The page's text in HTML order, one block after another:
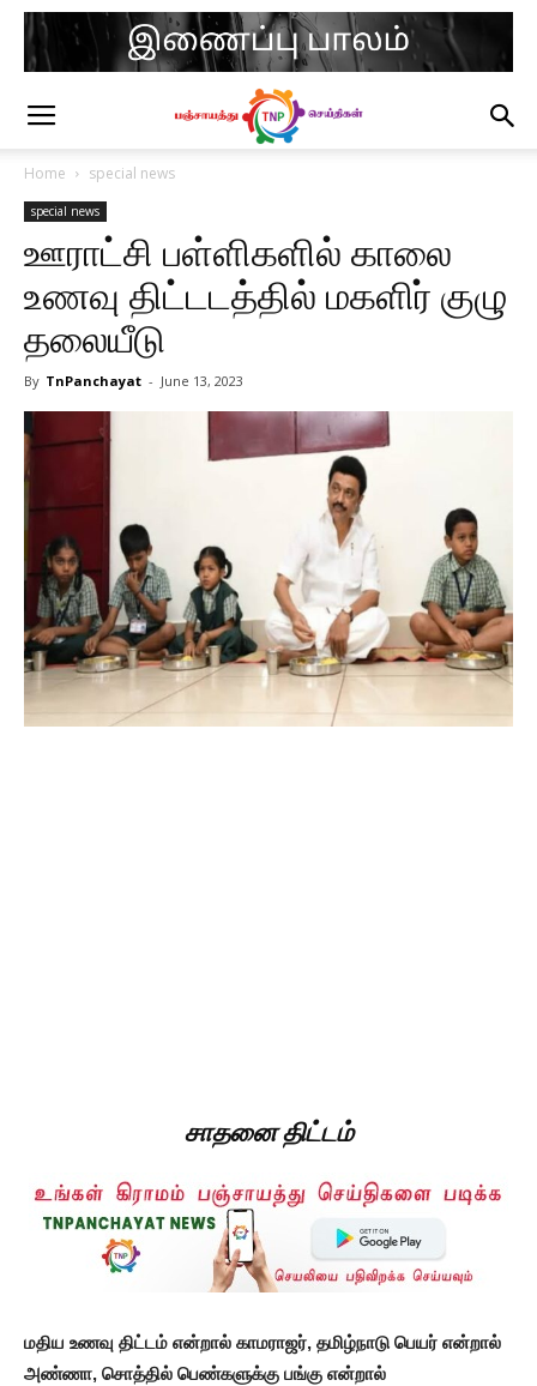
Home special news
special news
ஊராட்சி பள்ளிகளில் காலை
உணவு திட்டடத்தில் மகளிர் குழு
தலையீடு
By TnPanchayat - June 13, 2023
சாதனை திட்டம்
மதிய உணவு திட்டம் என்றால் காமராஜர், தமிழ்நாடு பெயர் என்றால்
அண்ணா, சொத்தில் பெண்களுக்கு பங்கு என்றால்